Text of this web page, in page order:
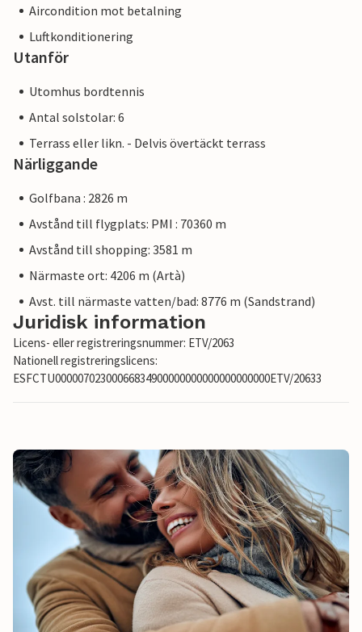
Aircondition mot betalning
Luftkonditionering
Utanför
Utomhus bordtennis
Antal solstolar: 6
Terrass eller likn. - Delvis övertäckt terrass
Närliggande
Golfbana : 2826 m
Avstånd till flygplats: PMI : 70360 m
Avstånd till shopping: 3581 m
Närmaste ort: 4206 m (Artà)
Avst. till närmaste vatten/bad: 8776 m (Sandstrand)
Juridisk information
Licens- eller registreringsnummer: ETV/2063
Nationell registreringslicens:
ESFCTU00000702300066834900000000000000000000ETV/20633